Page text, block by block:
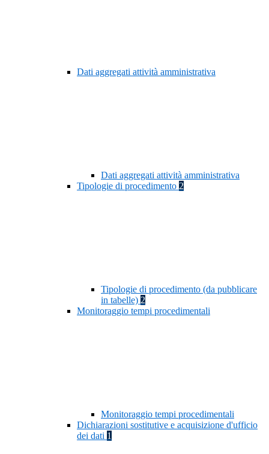
Dati aggregati attività amministrativa
Dati aggregati attività amministrativa
Tipologie di procedimento 2
Tipologie di procedimento (da pubblicare
in tabelle) 2
Monitoraggio tempi procedimentali
Monitoraggio tempi procedimentali
Dichiarazioni sostitutive e acquisizione d'ufficio
dei dati 1